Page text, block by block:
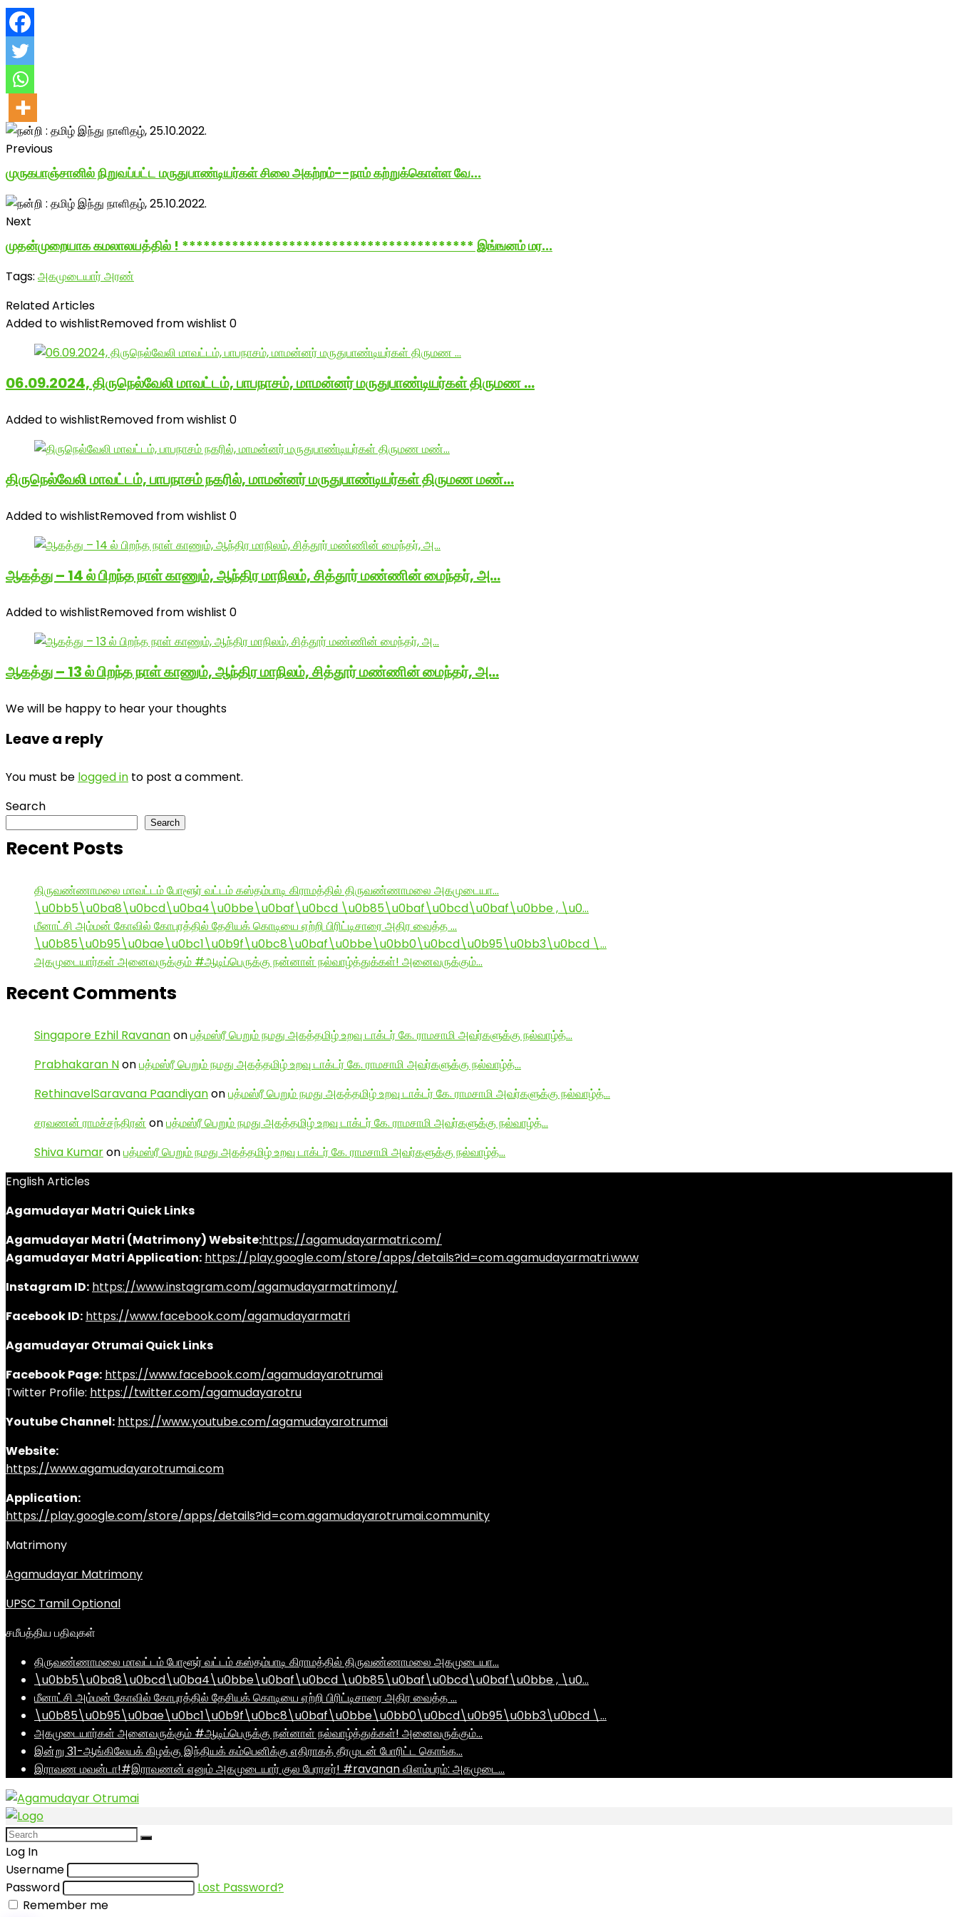
Previous
முருகபாஞ்சானில் நிறுவப்பட்ட மருதுபாண்டியர்கள் சிலை அகற்றம்--நாம் கற்றுக்கொள்ள வே...
Next
முதன்முறையாக கமலாலயத்தில் ! ***************************************** இங்ஙனம் மர...
Tags: அகமுடையார் அரண்
Related Articles
Added to wishlistRemoved from wishlist 0
06.09.2024, திருநெல்வேலி மாவட்டம், பாபநாசம், மாமன்னர் மருதுபாண்டியர்கள் திருமண …
Added to wishlistRemoved from wishlist 0
திருநெல்வேலி மாவட்டம், பாபநாசம் நகரில், மாமன்னர் மருதுபாண்டியர்கள் திருமண மண்…
Added to wishlistRemoved from wishlist 0
ஆகத்து – 14 ல் பிறந்த நாள் காணும், ஆந்திர மாநிலம், சித்தூர் மண்ணின் மைந்தர், அ…
Added to wishlistRemoved from wishlist 0
ஆகத்து – 13 ல் பிறந்த நாள் காணும், ஆந்திர மாநிலம், சித்தூர் மண்ணின் மைந்தர், அ…
We will be happy to hear your thoughts
Leave a reply
You must be logged in to post a comment.
Search
Search
Recent Posts
திருவண்ணாமலை மாவட்டம் போளூர் வட்டம் கஸ்தம்பாடி கிராமத்தில் திருவண்ணாமலை அகமுடையா…
\u0bb5\u0ba8\u0bcd\u0ba4\u0bbe\u0baf\u0bcd \u0b85\u0baf\u0bcd\u0baf\u0bbe , \u0…
மீனாட்சி அம்மன் கோவில் கோபுரத்தில் தேசியக் கொடியை ஏற்றி பிரிட்டிசாரை அதிர வைத்த …
\u0b85\u0b95\u0bae\u0bc1\u0b9f\u0bc8\u0baf\u0bbe\u0bb0\u0bcd\u0b95\u0bb3\u0bcd \…
அகமுடையார்கள் அனைவருக்கும் #ஆடிப்பெருக்கு நன்னாள் நல்வாழ்த்துக்கள்! அனைவருக்கும்…
Recent Comments
Singapore Ezhil Ravananonபத்மஸ்ரீ பெறும் நமது அகத்தமிழ் உறவு டாக்டர் கே. ராமசாமி அவர்களுக்கு நல்வாழ்த்…
Prabhakaran Nonபத்மஸ்ரீ பெறும் நமது அகத்தமிழ் உறவு டாக்டர் கே. ராமசாமி அவர்களுக்கு நல்வாழ்த்…
RethinavelSaravana Paandiyanonபத்மஸ்ரீ பெறும் நமது அகத்தமிழ் உறவு டாக்டர் கே. ராமசாமி அவர்களுக்கு நல்வாழ்த்…
சரவணன் ராமச்சந்திரன் onபத்மஸ்ரீ பெறும் நமது அகத்தமிழ் உறவு டாக்டர் கே. ராமசாமி அவர்களுக்கு நல்வாழ்த்…
Shiva Kumaronபத்மஸ்ரீ பெறும் நமது அகத்தமிழ் உறவு டாக்டர் கே. ராமசாமி அவர்களுக்கு நல்வாழ்த்…
English Articles
Agamudayar Matri Quick Links
Agamudayar Matri (Matrimony) Website:https://agamudayarmatri.com/
Agamudayar Matri Application: https://play.google.com/store/apps/details?id=com.agamudayarmatri.www
Instagram ID: https://www.instagram.com/agamudayarmatrimony/
Facebook ID: https://www.facebook.com/agamudayarmatri
Agamudayar Otrumai Quick Links
Facebook Page: https://www.facebook.com/agamudayarotrumai
Twitter Profile: https://twitter.com/agamudayarotru
Youtube Channel: https://www.youtube.com/agamudayarotrumai
Website:
https://www.agamudayarotrumai.com
Application:
https://play.google.com/store/apps/details?id=com.agamudayarotrumai.community
Matrimony
Agamudayar Matrimony
UPSC Tamil Optional
சமீபத்திய பதிவுகள்
திருவண்ணாமலை மாவட்டம் போளூர் வட்டம் கஸ்தம்பாடி கிராமத்தில் திருவண்ணாமலை அகமுடையா…
\u0bb5\u0ba8\u0bcd\u0ba4\u0bbe\u0baf\u0bcd \u0b85\u0baf\u0bcd\u0baf\u0bbe , \u0…
மீனாட்சி அம்மன் கோவில் கோபுரத்தில் தேசியக் கொடியை ஏற்றி பிரிட்டிசாரை அதிர வைத்த …
\u0b85\u0b95\u0bae\u0bc1\u0b9f\u0bc8\u0baf\u0bbe\u0bb0\u0bcd\u0b95\u0bb3\u0bcd \…
அகமுடையார்கள் அனைவருக்கும் #ஆடிப்பெருக்கு நன்னாள் நல்வாழ்த்துக்கள்! அனைவருக்கும்…
இன்று 31-ஆங்கிலேயக் கிழக்கு இந்தியக் கம்பெனிக்கு எதிராகத் தீரமுடன் போரிட்ட கொங்க…
இராவண மவன்டா!#இராவணன் எனும் அகமுடையார் குல பேரரசர்! #ravanan விளம்பரம்: அகமுடை…
Log In
Username
Password
Lost Password?
Remember me